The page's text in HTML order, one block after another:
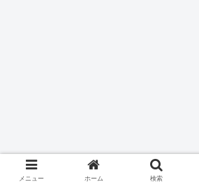
メニュー ホーム 検索